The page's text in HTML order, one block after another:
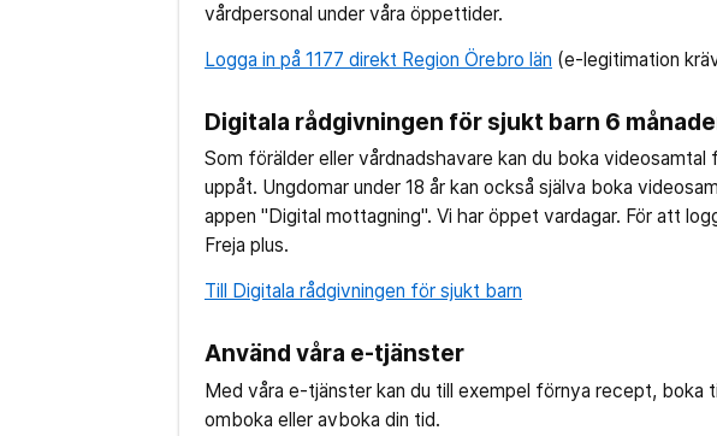
vårdpersonal under våra öppettider.
Logga in på 1177 direkt Region Örebro län (e-legitimation
Digitala rådgivningen för sjukt barn 6
Som förälder eller vårdnadshavare kan du boka
uppåt. Ungdomar under 18 år kan också själva boka
appen "Digital mottagning". Vi har öppet vardagar. För att
Freja plus.
Till Digitala rådgivningen för sjukt barn
Använd våra e-tjänster
Med våra e-tjänster kan du till exempel förnya recept,
omboka eller avboka din tid.